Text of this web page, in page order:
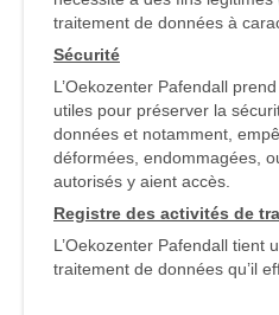
traitement de données à
Sécurité
L’Oekozenter Pafendall
utiles pour préserver la
données et notamment,
déformées, endommagées,
autorisés y aient accès.
Registre des activités de
L’Oekozenter Pafendall tient
traitement de données qu’il